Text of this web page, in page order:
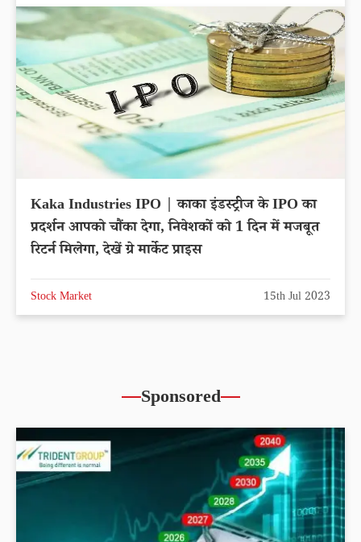
Kaka Industries IPO | काका इंडस्ट्रीज के IPO का
प्रदर्शन आपको चौंका देगा, निवेशकों को 1 दिन में मजबूत
रिटर्न मिलेगा, देखें ग्रे मार्केट प्राइस
Stock Market 15th Jul 2023
Sponsored